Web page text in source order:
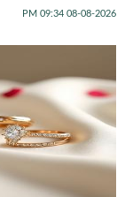
08-08-2026 09:34 PM